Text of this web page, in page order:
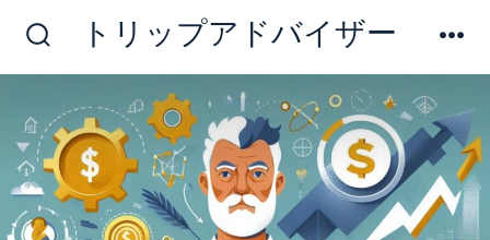
ツ
へ
ス
索
り
替
え
トリップアドバイザー
ニ
ュ
ー